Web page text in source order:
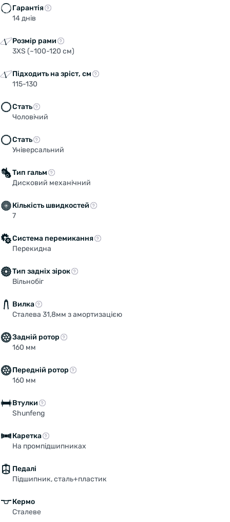
Гарантія
14 днів
Розмір рами
3XS (~100-120 см)
Підходить на зріст, см
115-130
Стать
Чоловічий
Стать
Універсальний
Тип гальм
Дисковий механічний
Кількість швидкостей
7
Система перемикання
Перекидна
Тип задніх зірок
Вільнобіг
Вилка
Сталева 31,8мм з амортизацією
Задній ротор
160 мм
Передній ротор
160 мм
Втулки
Shunfeng
Каретка
На промпідшипниках
Педалі
Підшипник, сталь+пластик
Кермо
Сталеве